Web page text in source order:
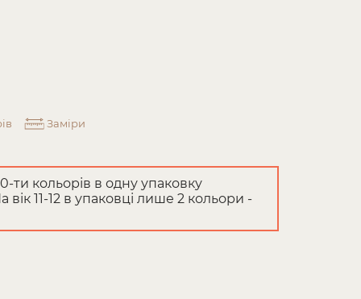
Заміри
ти кольорів в одну упаковку
11-12 в упаковці лише 2 кольори -